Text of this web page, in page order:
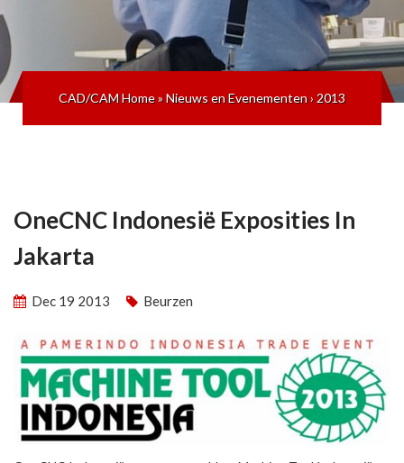
CAD/CAM Home»Nieuws en Evenementen› 2013
OneCNC Indonesië Exposities In
Jakarta
Dec 19 2013 Beurzen